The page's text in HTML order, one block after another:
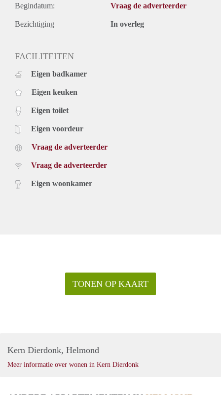
uitstekende locatie. Grijp deze kans en ervaar het beste van
wonen in Helmond!
Begindatum: Vraag de adverteerder
Bezichtiging In overleg
FACILITEITEN
Eigen badkamer
Eigen keuken
Eigen toilet
Eigen voordeur
Vraag de adverteerder
Vraag de adverteerder
Eigen woonkamer
TONEN OP KAART
Kern Dierdonk, Helmond
Meer informatie over wonen in Kern Dierdonk